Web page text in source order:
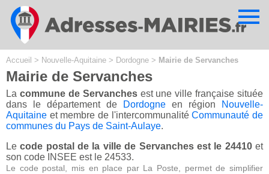
Accueil > Nouvelle-Aquitaine > Dordogne > Mairie de Servanches
Mairie de Servanches
La commune de Servanchesest une ville française située
dans le département de
Dordogne en région
Nouvelle-
Aquitaine et membre de l'intercommunalitéCommunauté de
communes du Pays de Saint-Aulaye.
Lecode postal de la ville de Servanches est le 24410et
son code INSEE est le 24533.
Le code postal, mis en place par La Poste, permet de simplifier
Cookies management panel